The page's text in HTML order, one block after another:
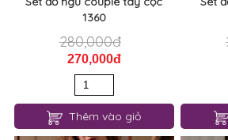
1360
280,000đ
270,000đ
Thêm vào giỏ